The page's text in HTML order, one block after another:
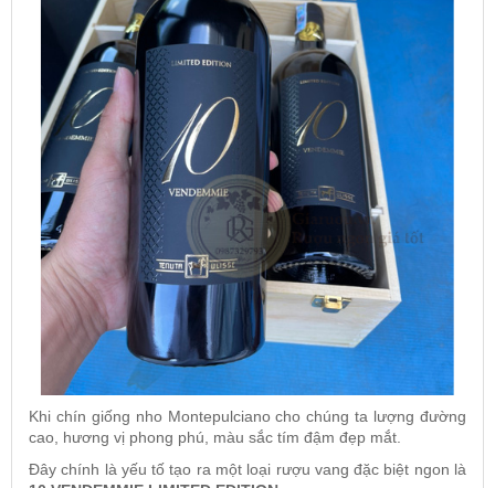
Khi chín giống nho Montepulciano cho chúng ta lượng đường
cao, hương vị phong phú, màu sắc tím đậm đẹp mắt.
Đây chính là yếu tố tạo ra một loại rượu vang đặc biệt ngon là